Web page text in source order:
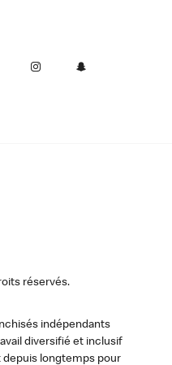
réservés.
indépendants
diversifié et inclusif
depuis longtemps pour